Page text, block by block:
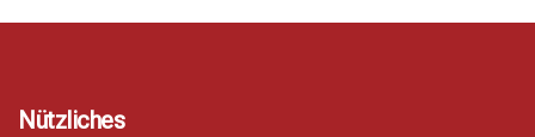
Nützliches